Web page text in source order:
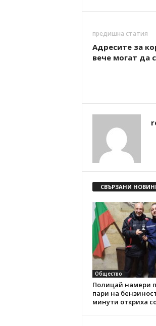
предишна статия
Адресите за
вече могат да
СВЪРЗАНИ
Общество
Полицай намери
пари на
минути откриха